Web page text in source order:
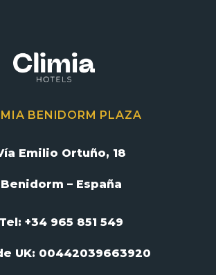
BENIDORM PLAZA
Emilio Ortuño, 18
Benidorm – España
Tel: +34 965 851 549
UK: 00442039663920